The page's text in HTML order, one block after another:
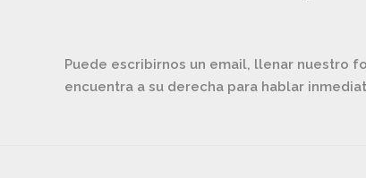
Puede escribirnos un email, llenar nuestro
encuentra a su derecha para hablar